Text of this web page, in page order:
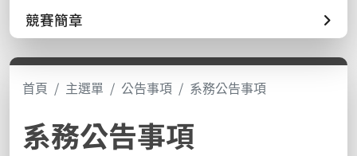
競賽簡章
首頁 主選單 公告事項 系務公告事項
系務公告事項